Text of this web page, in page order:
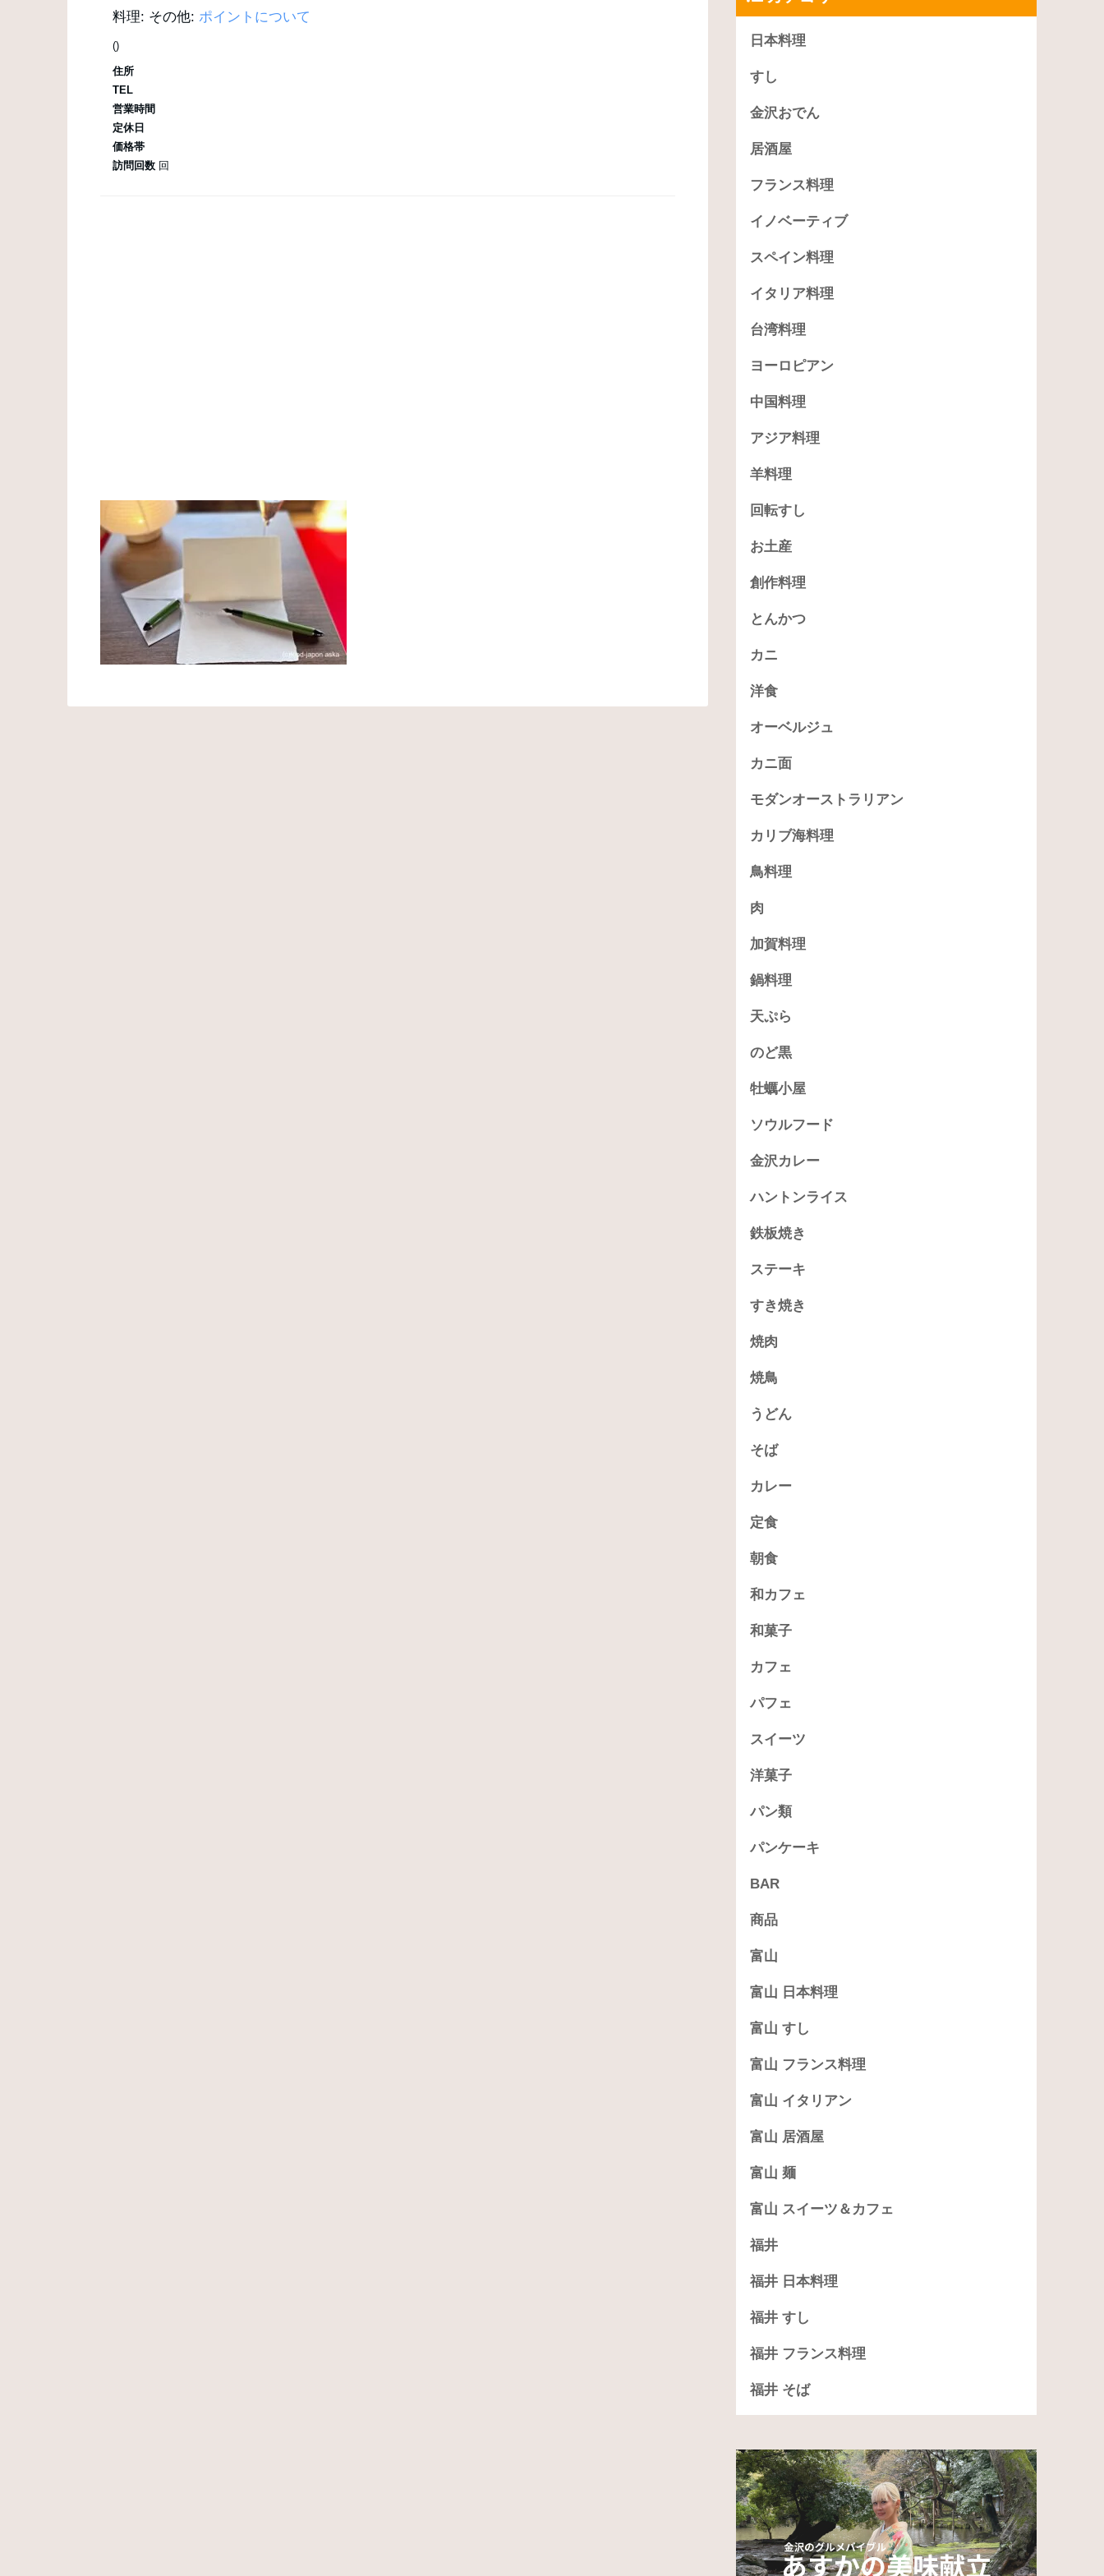
料理: その他: ポイントについて
()
住所
TEL
営業時間
定休日
価格帯
訪問回数 回
日本料理
すし
金沢おでん
居酒屋
フランス料理
イノベーティブ
スペイン料理
イタリア料理
台湾料理
ヨーロピアン
中国料理
アジア料理
羊料理
回転すし
お土産
創作料理
とんかつ
カニ
洋食
オーベルジュ
カニ面
モダンオーストラリアン
カリブ海料理
鳥料理
肉
加賀料理
鍋料理
天ぷら
のど黒
牡蠣小屋
ソウルフード
金沢カレー
ハントンライス
鉄板焼き
ステーキ
すき焼き
焼肉
焼鳥
うどん
そば
カレー
定食
朝食
和カフェ
和菓子
カフェ
パフェ
スイーツ
洋菓子
パン類
パンケーキ
BAR
商品
富山
富山 日本料理
富山 すし
富山 フランス料理
富山 イタリアン
富山 居酒屋
富山 麺
富山 スイーツ＆カフェ
福井
福井 日本料理
福井 すし
福井 フランス料理
福井 そば